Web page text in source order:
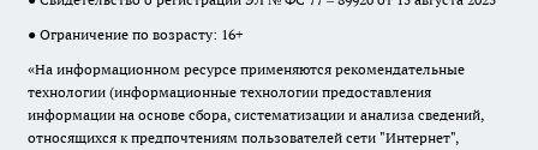
● Ограничение по возрасту: 16+
«На информационном ресурсе применяются рекомендательные
технологии (информационные технологии предоставления
информации на основе сбора, систематизации и анализа сведений,
относящихся к предпочтениям пользователей сети "Интернет",